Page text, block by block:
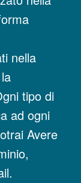
nella
tipo di
ad ogni
Avere